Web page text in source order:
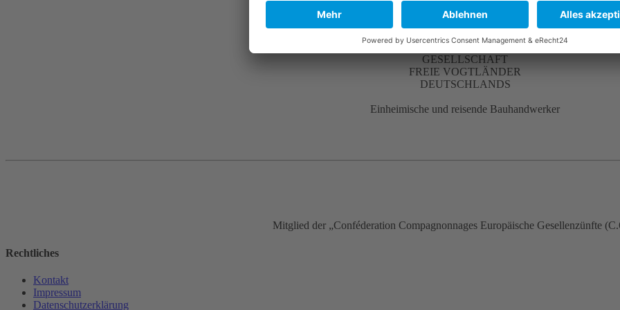
GESELLSCHAFT
FREIE VOGTLÄNDER
DEUTSCHLANDS
Einheimische und reisende Bauhandwerker
Mitglied der „Conféderation Compagnonnages Europäische Gesellenzünfte
Rechtliches
Kontakt
Impressum
Datenschutz­erklärung